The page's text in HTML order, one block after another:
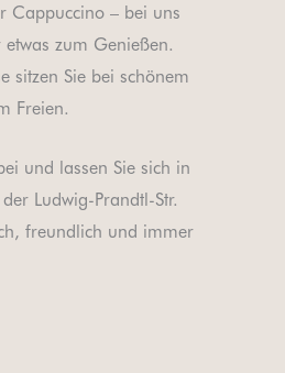
Cappuccino – bei uns
zum Genießen.
sitzen Sie bei schönem
Freien.
und lassen Sie sich in
Ludwig-Prandtl-Str.
freundlich und immer